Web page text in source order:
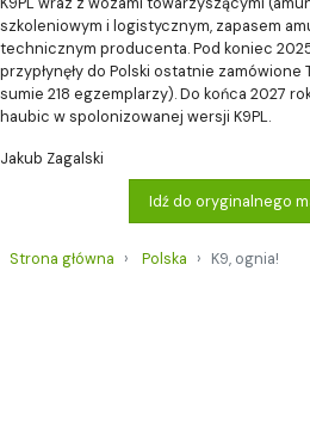
szkoleniowym i logistycznym, zapasem
technicznym producenta. Pod koniec
przypłynęły do Polski ostatnie zamówione
sumie 218 egzemplarzy). Do końca 2027
haubic w spolonizowanej wersji K9PL.
Jakub Zagalski
Idź do oryginalnego
Strona główna Polska K9, ognia!